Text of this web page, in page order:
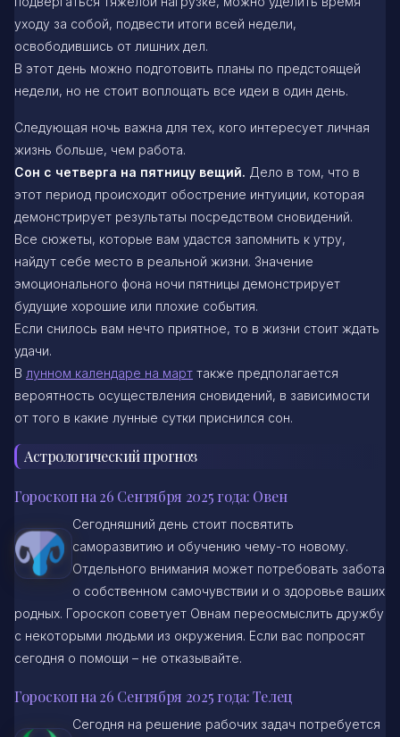
уходу за собой, подвести итоги всей недели,
освободившись от лишних дел.
В этот день можно подготовить планы по предстоящей
недели, но не стоит воплощать все идеи в один день.
Следующая ночь важна для тех, кого интересует личная
жизнь больше, чем работа.
Сон с четверга на пятницу вещий. Дело в том, что в
этот период происходит обострение интуиции, которая
демонстрирует результаты посредством сновидений.
Все сюжеты, которые вам удастся запомнить к утру,
найдут себе место в реальной жизни. Значение
эмоционального фона ночи пятницы демонстрирует
будущие хорошие или плохие события.
Если снилось вам нечто приятное, то в жизни стоит ждать
удачи.
В лунном календаре на март также предполагается
вероятность осуществления сновидений, в зависимости
от того в какие лунные сутки приснился сон.
Астрологический прогноз
Гороскоп на 26 Сентября 2025 года: Овен
Сегодняшний день стоит посвятить
саморазвитию и обучению чему-то новому.
Отдельного внимания может потребовать забота
о собственном самочувствии и о здоровье ваших
родных. Гороскоп советует Овнам переосмыслить дружбу
с некоторыми людьми из окружения. Если вас попросят
сегодня о помощи – не отказывайте.
Гороскоп на 26 Сентября 2025 года: Телец
Сегодня на решение рабочих задач потребуется